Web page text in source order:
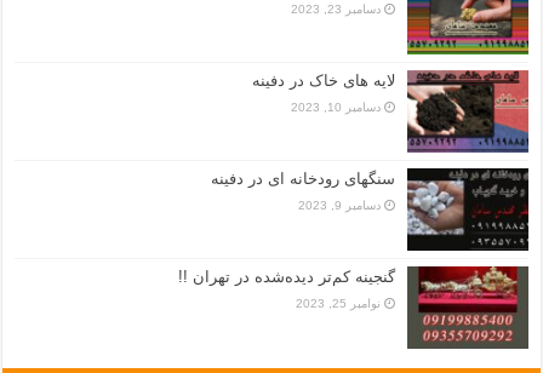
دسامبر 23, 2023
لایه های خاک در دفینه
دسامبر 10, 2023
سنگهای رودخانه ای در دفینه
دسامبر 9, 2023
گنجینه کم‌تر دیده‌شده در تهران !!
نوامبر 25, 2023